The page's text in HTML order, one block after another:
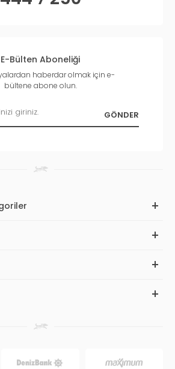
E-Bülten Aboneliği
haberdar olmak için e-
bültene abone olun.